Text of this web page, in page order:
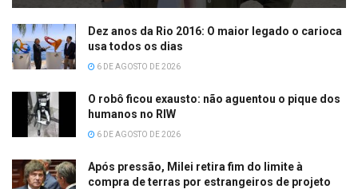
Dez anos da Rio 2016: O maior legado o carioca
usa todos os dias
6 DE AGOSTO DE 2026
O robô ficou exausto: não aguentou o pique dos
humanos no RIW
6 DE AGOSTO DE 2026
Após pressão, Milei retira fim do limite à
compra de terras por estrangeiros de projeto